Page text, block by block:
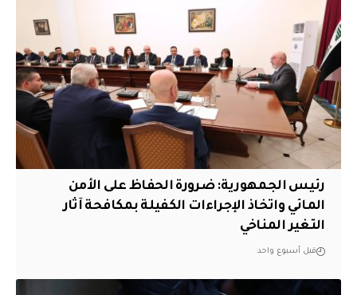
رئيس الجمهورية: ضرورة الحفاظ على الأمن
المائي واتخاذ الإجراءات الكفيلة بمكافحة آثار
التغير المناخي
قبل أسبوع واحد